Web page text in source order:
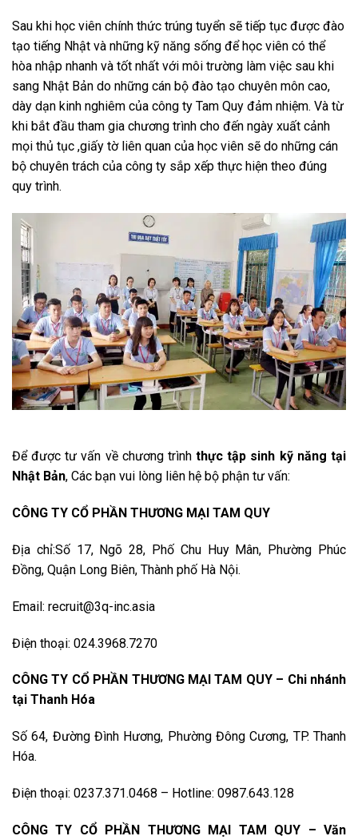
Sau khi học viên chính thức trúng tuyển sẽ tiếp tục được đào
tạo tiếng Nhật và những kỹ năng sống để học viên có thể
hòa nhập nhanh và tốt nhất với môi trường làm việc sau khi
sang Nhật Bản do những cán bộ đào tạo chuyên môn cao,
dày dạn kinh nghiêm của công ty Tam Quy đảm nhiệm. Và từ
khi bắt đầu tham gia chương trình cho đến ngày xuất cảnh
mọi thủ tục ,giấy tờ liên quan của học viên sẽ do những cán
bộ chuyên trách của công ty sắp xếp thực hiện theo đúng
quy trình.
Để được tư vấn về chương trình thực tập sinh kỹ năng tại
Nhật Bản, Các bạn vui lòng liên hệ bộ phận tư vấn:
CÔNG TY CỔ PHẦN THƯƠNG MẠI TAM QUY
Địa chỉ:Số 17, Ngõ 28, Phố Chu Huy Mân, Phường Phúc
Đồng, Quận Long Biên, Thành phố Hà Nội.
Email: recruit@3q-inc.asia
Điện thoại: 024.3968.7270
CÔNG TY CỔ PHẦN THƯƠNG MẠI TAM QUY – Chi nhánh
tại Thanh Hóa
Số 64, Đường Đình Hương, Phường Đông Cương, TP. Thanh
Hóa.
Điện thoại: 0237.371.0468 – Hotline: 0987.643.128
CÔNG TY CỔ PHẦN THƯƠNG MẠI TAM QUY – Văn